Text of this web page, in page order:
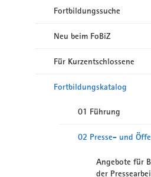
Fortbildungssuche
Neu beim FoBiZ
Für Kurzentschlossene
Fortbildungskatalog
01 Führung
02 Presse- und
Angebote für
der